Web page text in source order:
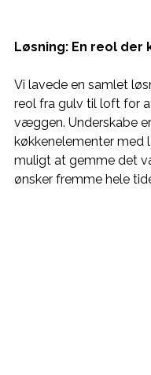
Løsning: En reol der
Vi lavede en samlet
reol fra gulv til loft for
væggen. Underskabe er
køkkenelementer med
muligt at gemme det
ønsker fremme hele